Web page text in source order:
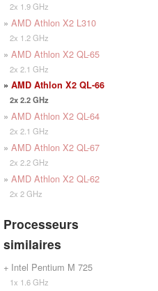
2x 1.9 GHz
» AMD Athlon X2 L310
2x 1.2 GHz
» AMD Athlon X2 QL-65
2x 2.1 GHz
» AMD Athlon X2 QL-66
2x 2.2 GHz
» AMD Athlon X2 QL-64
2x 2.1 GHz
» AMD Athlon X2 QL-67
2x 2.2 GHz
» AMD Athlon X2 QL-62
2x 2 GHz
Processeurs
similaires
+ Intel Pentium M 725
1x 1.6 GHz